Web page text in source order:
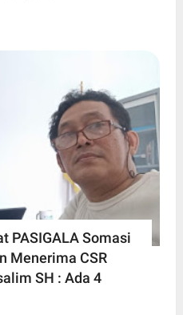
PASIGALA Somasi
Menerima CSR
SH : Ada 4